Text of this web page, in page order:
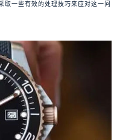
取一些有效的处理技巧来应对这一问